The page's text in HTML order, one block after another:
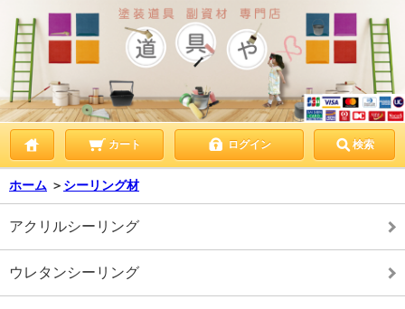
カート ログイン 検索
ホーム ＞ シーリング材
アクリルシーリング
ウレタンシーリング